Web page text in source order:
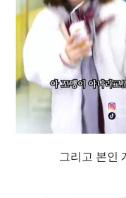
그리고 본인